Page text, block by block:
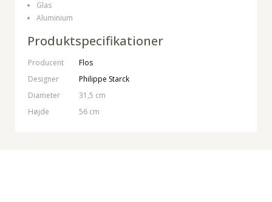
Glas
Aluminium
Produktspecifikationer
Producent
Flos
Designer
Philippe Starck
Diameter
31,5 cm
Højde
56 cm